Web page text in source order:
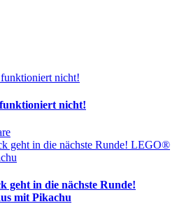
nicht!
geht in die nächste Runde!
mit Pikachu